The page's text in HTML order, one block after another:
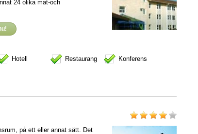
24 olika mat-och
Hotell Restaurang
Konferens
på ett eller annat sätt. Det